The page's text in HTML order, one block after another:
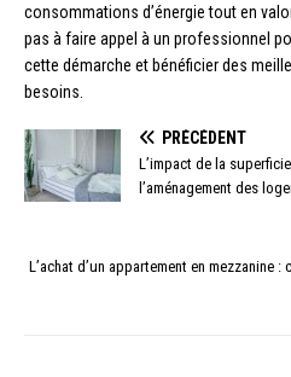
consommations d’énergie tout en
pas à faire appel à un professionnel
cette démarche et bénéficier des
besoins.
PRÉCÉDENT
L’impact de la
l’aménagement des
L’achat d’un appartement en mezzanine